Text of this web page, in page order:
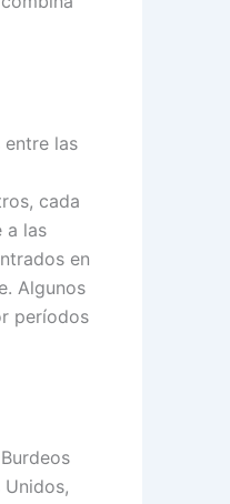
entre las
cada
a las
en
Algunos
períodos